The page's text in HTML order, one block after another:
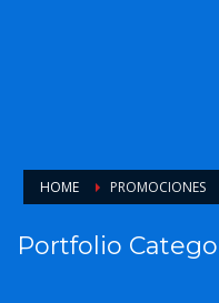
HOME PROMOCIONES
Portfolio